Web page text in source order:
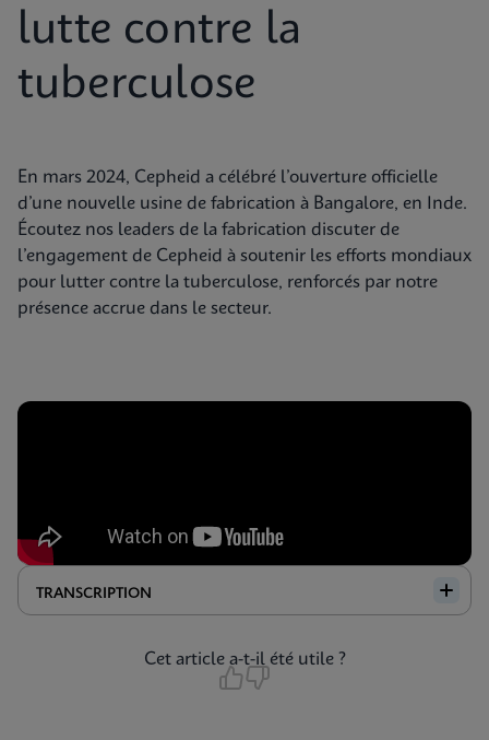
lutte contre la
tuberculose
En mars 2024, Cepheid a célébré l’ouverture officielle
d’une nouvelle usine de fabrication à Bangalore, en Inde.
Écoutez nos leaders de la fabrication discuter de
l’engagement de Cepheid à soutenir les efforts mondiaux
pour lutter contre la tuberculose, renforcés par notre
présence accrue dans le secteur.
TRANSCRIPTION
Cet article a-t-il été utile ?